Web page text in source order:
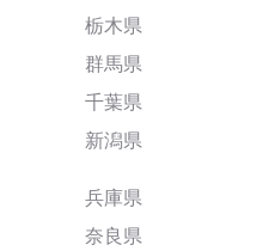
栃木県
群馬県
千葉県
新潟県
兵庫県
奈良県